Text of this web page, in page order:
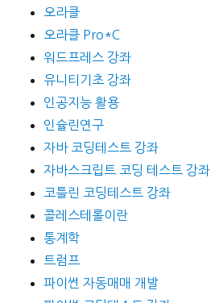
오라클
오라클 Pro*C
워드프레스 강좌
유니티기초 강좌
인공지능 활용
인슐린연구
자바 코딩테스트 강좌
자바스크립트 코딩 테스트 강좌
코틀린 코딩테스트 강좌
콜레스테롤이란
통계학
트럼프
파이썬 자동매매 개발